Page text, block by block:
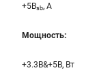
+5Bsb, A
Мощность:
+3.3B&+5B, Вт